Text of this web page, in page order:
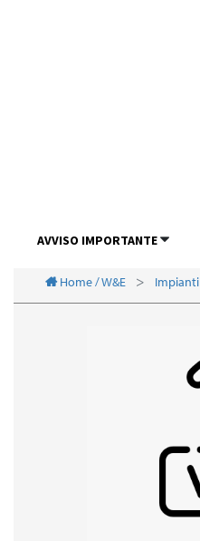
AVVISO IMPORTANTE
Home / W&E Impianti